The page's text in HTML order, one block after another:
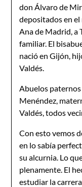
don Álvaro de
depositados en
Ana de Madrid, a
familiar. El
nació en Gijón,
Valdés.
Abuelos
Menéndez,
Valdés, todos
Con esto vemos
en lo sabía
su alcurnia. Lo
plenamente. El
estudiar la